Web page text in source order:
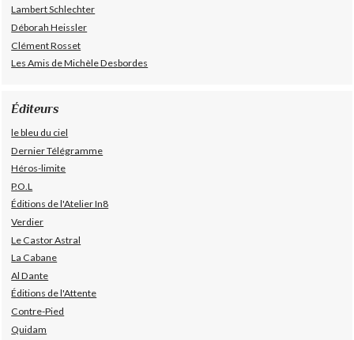
Lambert Schlechter
Déborah Heissler
Clément Rosset
Les Amis de Michèle Desbordes
Éditeurs
le bleu du ciel
Dernier Télégramme
Héros-limite
P.O.L
Éditions de l'Atelier In8
Verdier
Le Castor Astral
La Cabane
Al Dante
Éditions de l'Attente
Contre-Pied
Quidam